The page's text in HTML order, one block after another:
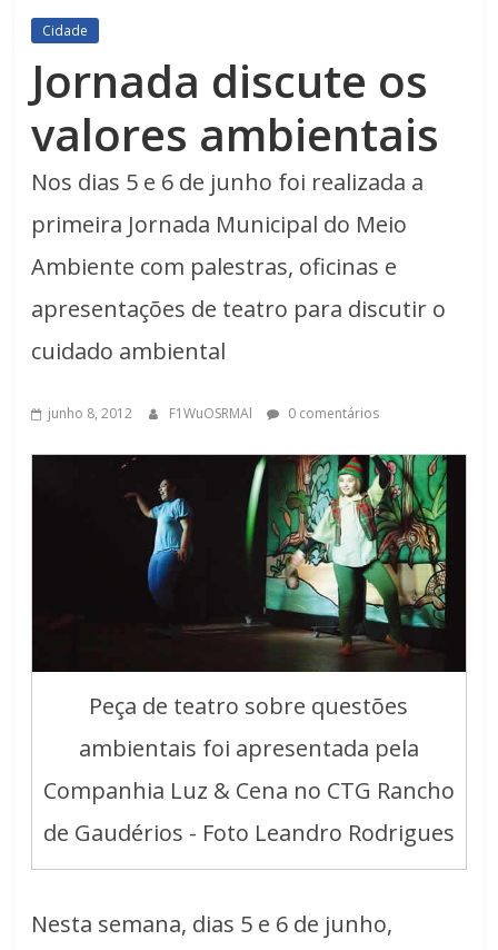
Cidade
Jornada discute os
valores ambientais
Nos dias 5 e 6 de junho foi realizada a
primeira Jornada Municipal do Meio
Ambiente com palestras, oficinas e
apresentações de teatro para discutir o
cuidado ambiental
junho 8, 2012 F1WuOSRMAl 0 comentários
Peça de teatro sobre questões
ambientais foi apresentada pela
Companhia Luz & Cena no CTG Rancho
de Gaudérios - Foto Leandro Rodrigues
Nesta semana, dias 5 e 6 de junho,